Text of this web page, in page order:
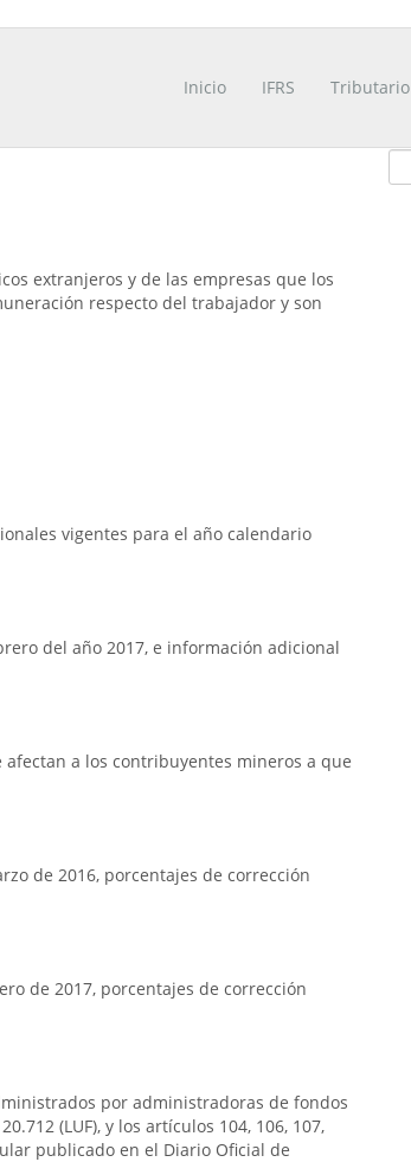
Inicio IFRS Tributario
extranjeros y de las empresas que los
respecto del trabajador y son
vigentes para el año calendario
del año 2017, e información adicional
a los contribuyentes mineros a que
de 2016, porcentajes de corrección
de 2017, porcentajes de corrección
por administradoras de fondos
(LUF), y los artículos 104, 106, 107,
publicado en el Diario Oficial de